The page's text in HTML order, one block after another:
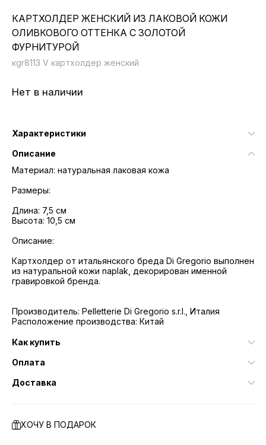
КАРТХОЛДЕР ЖЕНСКИЙ ИЗ ЛАКОВОЙ КОЖИ
ОЛИВКОВОГО ОТТЕНКА С ЗОЛОТОЙ
ФУРНИТУРОЙ
кgr8113 V картхолдер женский
Нет в наличии
Характеристики
Описание
Материал: натуральная лаковая кожа
Размеры:
Длина: 7,5 см
Высота: 10,5 см
Описание:
Картхолдер от итальянского бреда Di Gregorio выполнен
из натуральной кожи naplak, декорирован именной
гравировкой бренда.
Производитель: Pelletterie Di Gregorio s.r.l., Италия
Расположение производства: Китай
Как купить
Оплата
Доставка
ХОЧУ В ПОДАРОК